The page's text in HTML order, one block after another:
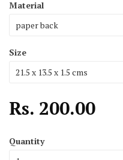
Material
Size
Rs. 200.00
Quantity